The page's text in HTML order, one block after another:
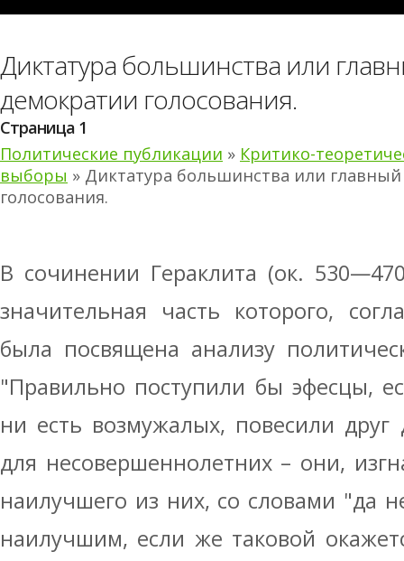
Диктатура большинства или
демократии голосования.
Страница 1
Политические публикации » Критико-
выборы » Диктатура большинства или
голосования.
В сочинении Гераклита (ок.
значительная часть которого,
была посвящена анализу
"Правильно поступили бы эфесцы,
ни есть возмужалых, повесили друг
для несовершеннолетних – они,
наилучшего из них, со словами "да
наилучшим, если же таковой